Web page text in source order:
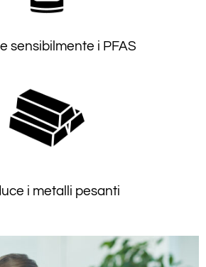
sensibilmente i PFAS
i metalli pesanti